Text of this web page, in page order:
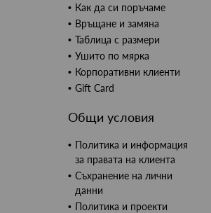
Как да си поръчаме
Връщане и замяна
Таблица с размери
Ушито по мярка
Корпоративни клиенти
Gift Card
Общи условия
Политика и информация
за правата на клиента
Съхранение на лични
данни
Политика и проекти